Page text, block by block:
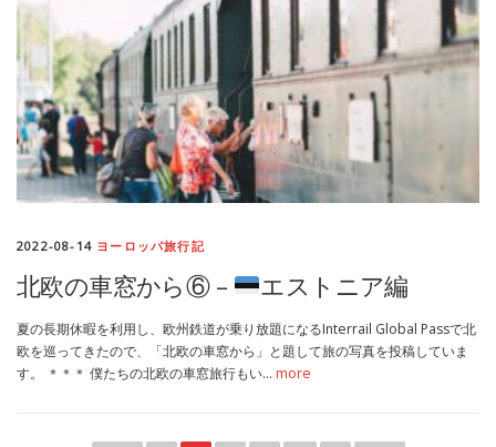
2022-08-14 ヨーロッパ旅行記
北欧の車窓から⑥ – エストニア編
夏の長期休暇を利用し、欧州鉄道が乗り放題になるInterrail Global Passで北
欧を巡ってきたので、「北欧の車窓から」と題して旅の写真を投稿していま
す。 ＊＊＊ 僕たちの北欧の車窓旅行もい… more